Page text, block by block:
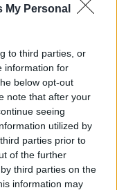
My Personal
to third parties, or
information for
below opt-out
note that after your
seeing
utilized by
parties prior to
of the further
third parties on the
information may
Καλύμνου και
σκληρή απάντηση